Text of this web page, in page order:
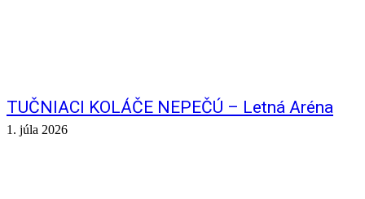
TUČNIACI KOLÁČE NEPEČÚ – Letná Aréna
1. júla 2026